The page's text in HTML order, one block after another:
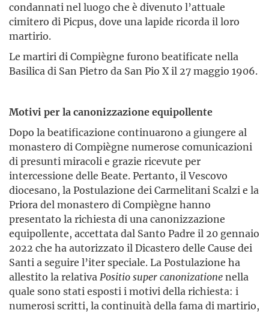
condannati nel luogo che è divenuto l’attuale
cimitero di Picpus, dove una lapide ricorda il loro
martirio.
Le martiri di Compiègne furono beatificate nella
Basilica di San Pietro da San Pio X il 27 maggio 1906.
Motivi per la canonizzazione equipollente
Dopo la beatificazione continuarono a giungere al
monastero di Compiègne numerose comunicazioni
di presunti miracoli e grazie ricevute per
intercessione delle Beate. Pertanto, il Vescovo
diocesano, la Postulazione dei Carmelitani Scalzi e la
Priora del monastero di Compiègne hanno
presentato la richiesta di una canonizzazione
equipollente, accettata dal Santo Padre il 20 gennaio
2022 che ha autorizzato il Dicastero delle Cause dei
Santi a seguire l’iter speciale. La Postulazione ha
allestito la relativaPositio super canonizationenella
quale sono stati esposti i motivi della richiesta: i
numerosi scritti, la continuità della fama di martirio,